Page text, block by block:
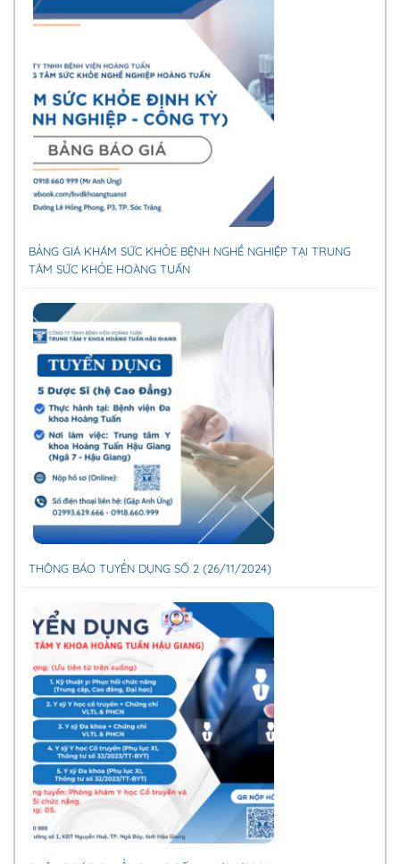
BẢNG GIÁ KHÁM SỨC KHỎE BỆNH NGHỀ NGHIỆP TẠI TRUNG
TÂM SỨC KHỎE HOÀNG TUẤN
THÔNG BÁO TUYỂN DỤNG SỐ 2 (26/11/2024)